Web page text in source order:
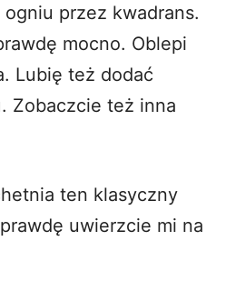
ogniu przez kwadrans.
mocno. Oblepi
Lubię też dodać
Zobaczcie też inna
ten klasyczny
uwierzcie mi na